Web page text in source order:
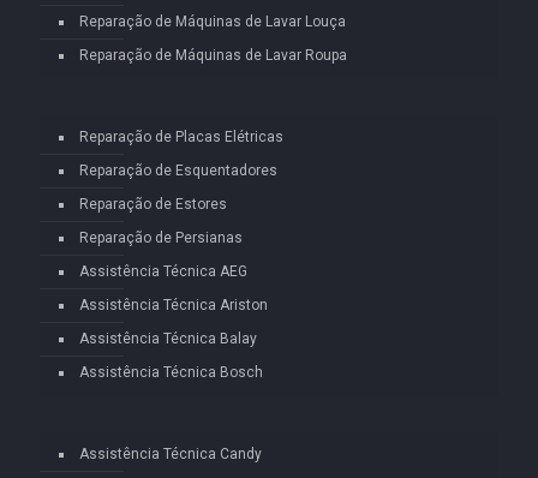
Reparação de Máquinas de Lavar Louça
Reparação de Máquinas de Lavar Roupa
Reparação de Placas Elétricas
Reparação de Esquentadores
Reparação de Estores
Reparação de Persianas
Assistência Técnica AEG
Assistência Técnica Ariston
Assistência Técnica Balay
Assistência Técnica Bosch
Assistência Técnica Candy